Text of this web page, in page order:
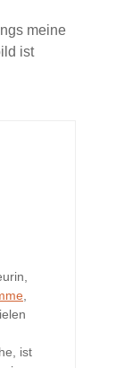
meine
ist
,
ist